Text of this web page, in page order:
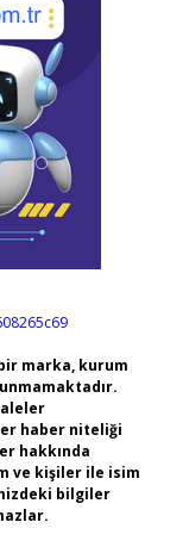
marka, kurum
haber niteliği
hakkında
ve kişiler ile isim
bilgiler